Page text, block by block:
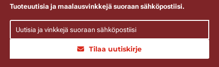
Tuoteuutisia ja maalausvinkkejä suoraan sähköpostiisi.
Tilaa uutiskirje